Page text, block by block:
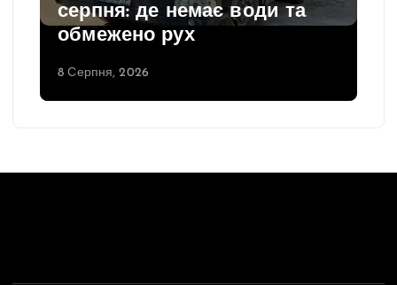
серпня: де немає води та
обмежено рух
8 Серпня, 2026